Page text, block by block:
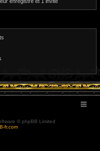
© phpBB Limited
fr.com